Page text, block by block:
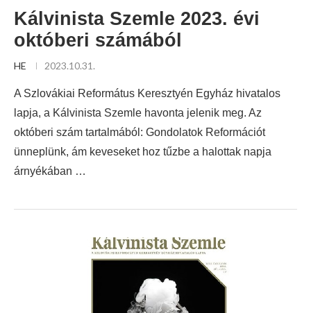
Kálvinista Szemle 2023. évi
októberi számából
HE 2023.10.31.
A Szlovákiai Református Keresztyén Egyház hivatalos
lapja, a Kálvinista Szemle havonta jelenik meg. Az
októberi szám tartalmából: Gondolatok Reformációt
ünneplünk, ám keveseket hoz tűzbe a halottak napja
árnyékában …